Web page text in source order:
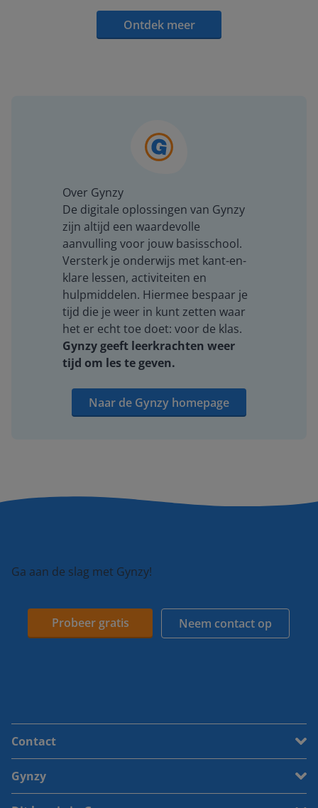
Ontdek meer
Over Gynzy
De digitale oplossingen van Gynzy
zijn altijd een waardevolle
aanvulling voor jouw basisschool.
Versterk je onderwijs met kant-en-
klare lessen, activiteiten en
hulpmiddelen. Hiermee bespaar je
tijd die je weer in kunt zetten waar
het er echt toe doet: voor de klas.
Gynzy geeft leerkrachten weer
tijd om les te geven.
Naar de Gynzy homepage
Ga aan de slag met Gynzy!
Probeer gratis Neem contact op
Contact
Gynzy